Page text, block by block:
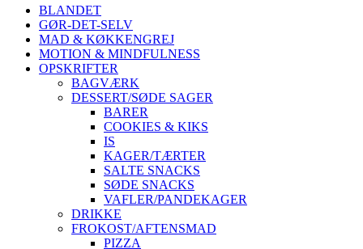
BLANDET
GØR-DET-SELV
MAD & KØKKENGREJ
MOTION & MINDFULNESS
OPSKRIFTER
BAGVÆRK
DESSERT/SØDE SAGER
BARER
COOKIES & KIKS
IS
KAGER/TÆRTER
SALTE SNACKS
SØDE SNACKS
VAFLER/PANDEKAGER
DRIKKE
FROKOST/AFTENSMAD
PIZZA